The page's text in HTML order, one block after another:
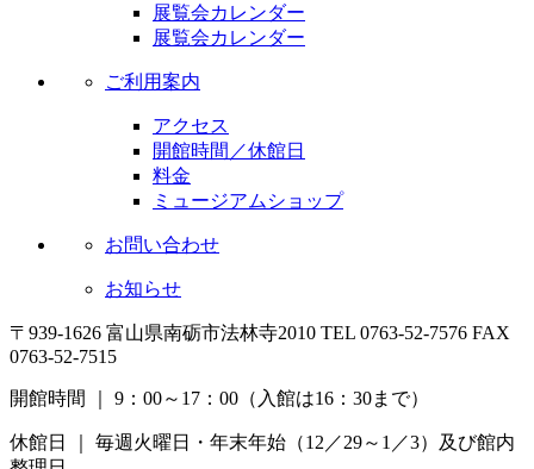
展覧会カレンダー
展覧会カレンダー
ご利用案内
アクセス
開館時間／休館日
料金
ミュージアムショップ
お問い合わせ
お知らせ
〒939-1626 富山県南砺市法林寺2010 TEL 0763-52-7576 FAX
0763-52-7515
開館時間 ｜ 9：00～17：00（入館は16：30まで）
休館日 ｜ 毎週火曜日・年末年始（12／29～1／3）
及び館内